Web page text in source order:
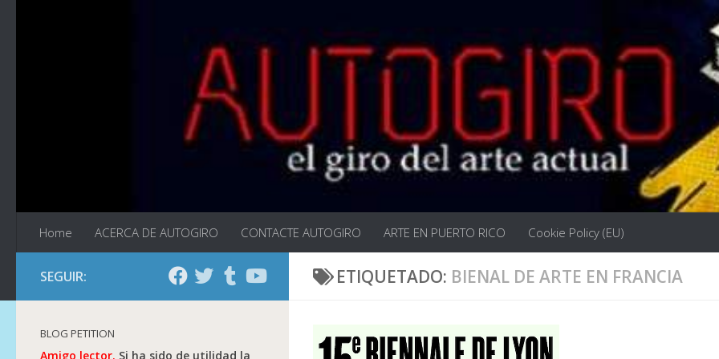
Home ACERCA DE AUTOGIRO CONTACTE AUTOGIRO ARTE EN PUERTO RICO Cookie Policy (EU)
ETIQUETADO: BIENAL DE ARTE EN FRANCIA
SEGUIR:
BLOG PETITION
Amigo lector. Si ha sido de utilidad la